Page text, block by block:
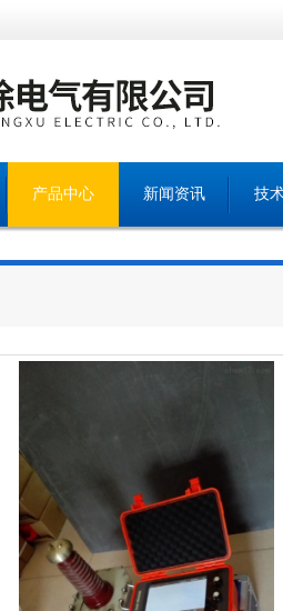
产品中心 新闻资讯 技